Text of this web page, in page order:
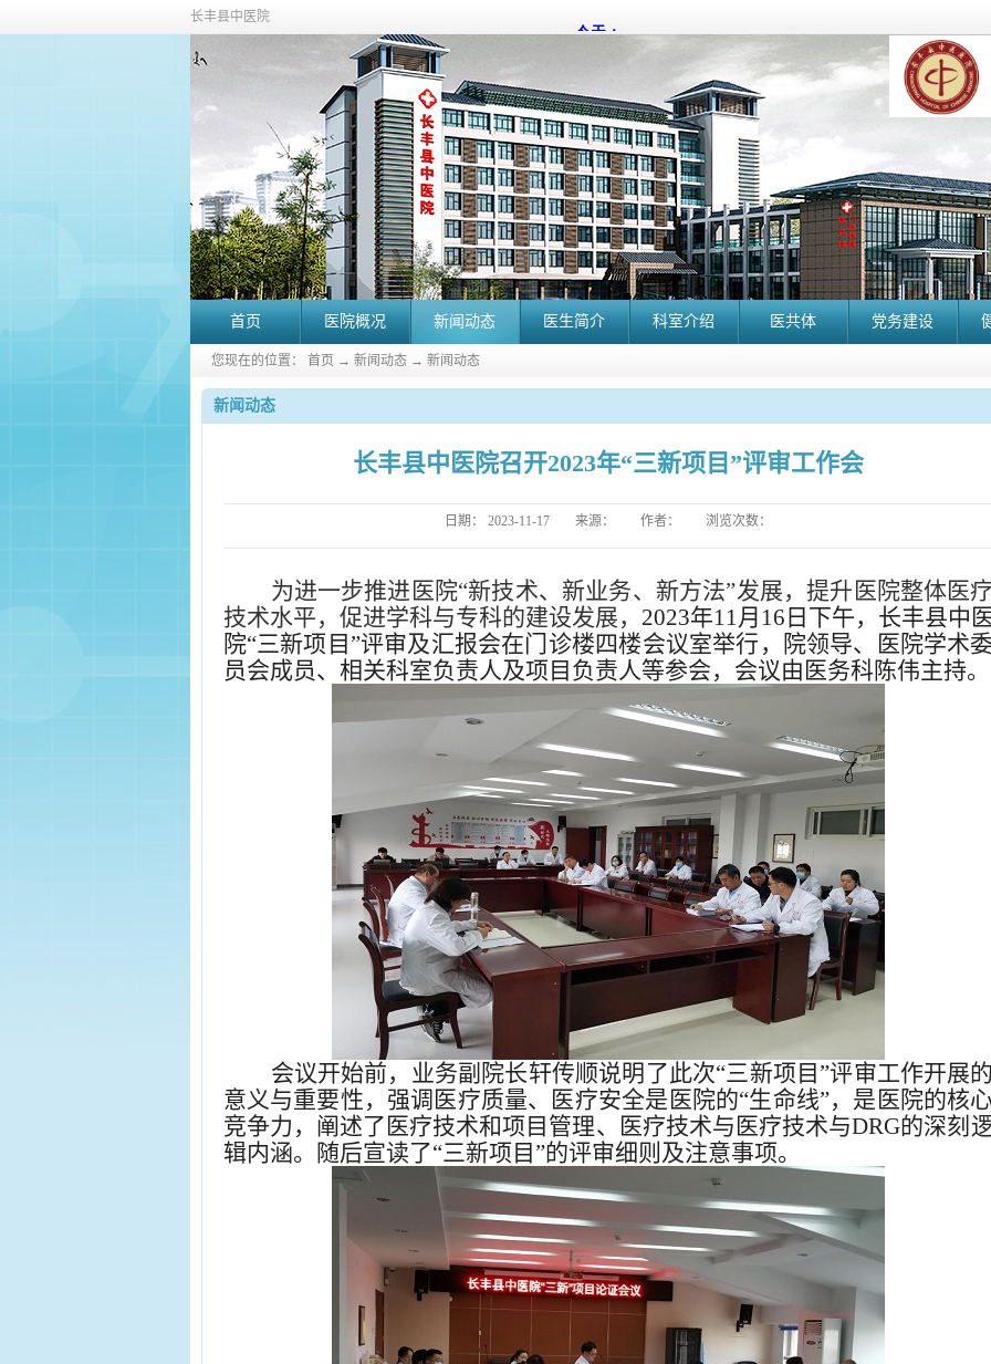
长丰县中医院
首页 医院概况 新闻动态 医生简介 科室介绍 医共体 党务建设
您现在的位置： 首页 → 新闻动态 → 新闻动态
长丰县
长丰
长丰县中医
新闻动态
长丰县中医院召开2023年“三新项目”评审工作会
日期： 2023-11-17 来源： 作者： 浏览次数：
为进一步推进医院“新技术、新业务、新方法”发展，提升医院整体医疗
技术水平，促进学科与专科的建设发展， 2023年11月16日下午，长丰县中
院“三新项目”评审及汇报会在门诊楼四楼会议室举行，院领导、医院学术委
员会成员、相关科室负责人及项目负责人等参会，会议由医务科陈伟主持。
会议开始前，业务副院长轩传顺说明了此次“三新项目”评审工作开展的
意义与重要性，强调医疗质量、医疗安全是医院的“生命线”，是医院的核
竞争力，阐述了医疗技术和项目管理、医疗技术与医疗技术与DRG的深刻
辑内涵。随后宣读了“三新项目”的评审细则及注意事项。